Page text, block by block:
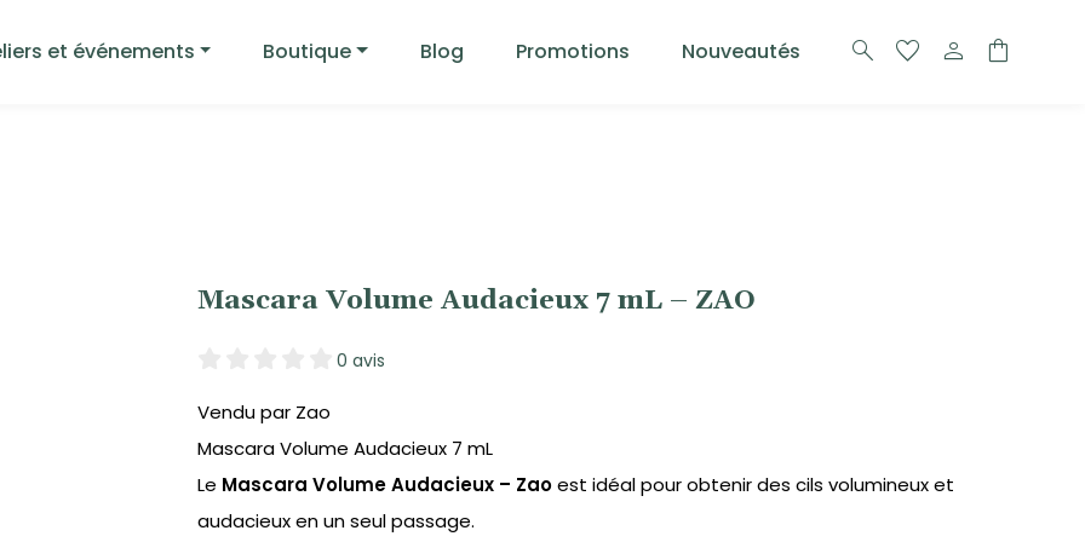
et événements Boutique Blog Promotions Nouveautés search favorite person shopping_bag
Mascara Volume Audacieux 7 mL – ZAO
0 avis
Vendu par Zao
Mascara Volume Audacieux 7 mL
Le Mascara Volume Audacieux – Zaoest idéal pour obtenir des cils volumineux et
audacieux en un seul passage.